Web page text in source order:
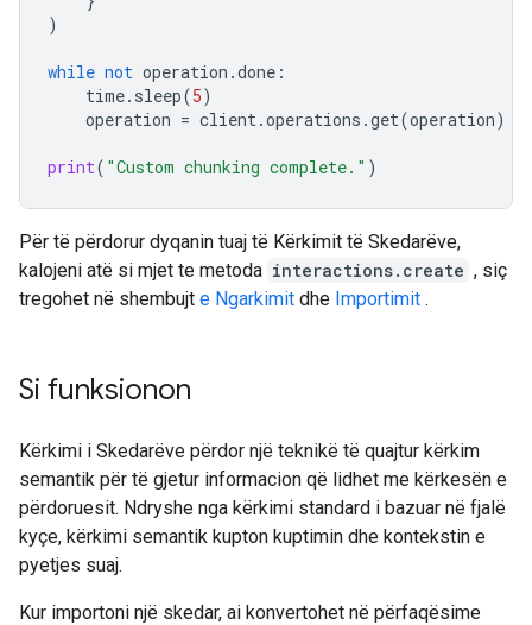
)
while not operation .done :
time. sleep(5)
operation = client.operations .get(operation)
print( "Custom chunking complete." )
Për të përdorur dyqanin tuaj të Kërkimit të Skedarëve,
kalojeni atë si mjet te metoda interactions.create , siç
tregohet në shembujt e Ngarkimit dhe Importimit .
Si funksionon
Kërkimi i Skedarëve përdor një teknikë të quajtur kërkim
semantik për të gjetur informacion që lidhet me kërkesën e
përdoruesit. Ndryshe nga kërkimi standard i bazuar në fjalë
kyçe, kërkimi semantik kupton kuptimin dhe kontekstin e
pyetjes suaj.
Kur importoni një skedar, ai konvertohet në përfaqësime